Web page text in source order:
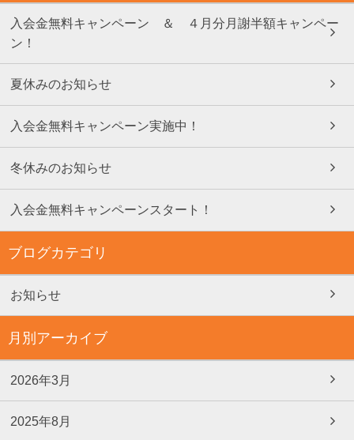
入会金無料キャンペーン ＆ ４月分月謝半額キャンペー
ン！
夏休みのお知らせ
入会金無料キャンペーン実施中！
冬休みのお知らせ
入会金無料キャンペーンスタート！
ブログカテゴリ
お知らせ
月別アーカイブ
2026年3月
2025年8月